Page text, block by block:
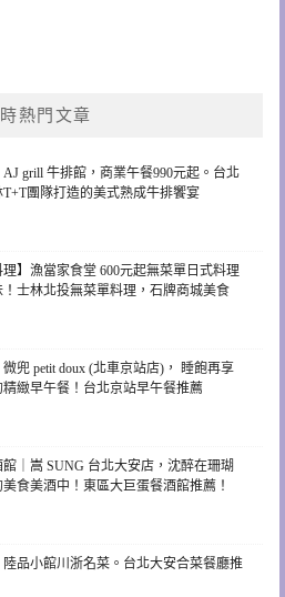
熱門文章
grill 牛排館，商業午餐990元起。台北
團隊打造的美式熟成牛排饗宴
理】漁當家食堂 600元起無菜單日式料理
士林北投無菜單料理，石牌商城美食
微兜 petit doux (北車京站店)， 睡飽再享
緻早午餐！台北京站早午餐推薦
｜嵩 SUNG 台北大安店，沈醉在珊瑚
食美酒中！東區大巨蛋餐酒館推薦！
陸品小館川浙名菜。台北大安合菜餐廳推